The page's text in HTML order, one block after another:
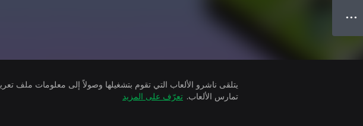
● ● ●
تمارس الألعاب. تعرّف على المزيد